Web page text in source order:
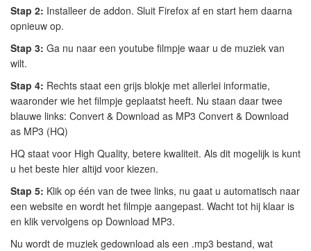
Stap 2: Installeer de addon. Sluit Firefox af en start hem daarna
opnieuw op.
Stap 3: Ga nu naar een youtube filmpje waar u de muziek van
wilt.
Stap 4: Rechts staat een grijs blokje met allerlei informatie,
waaronder wie het filmpje geplaatst heeft. Nu staan daar twee
blauwe links: Convert & Download as MP3 Convert & Download
as MP3 (HQ)
HQ staat voor High Quality, betere kwaliteit. Als dit mogelijk is kunt
u het beste hier altijd voor kiezen.
Stap 5: Klik op één van de twee links, nu gaat u automatisch naar
een website en wordt het filmpje aangepast. Wacht tot hij klaar is
en klik vervolgens op Download MP3.
Nu wordt de muziek gedownload als een .mp3 bestand, wat